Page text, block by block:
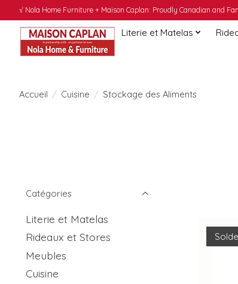
√ Nola Home Furniture + Maison Caplan: Proudly Canadian and
Literie et Matelas
Accueil / Cuisine / Stockage des Aliments
Catégories
Literie et Matelas
Rideaux et Stores
Meubles
Cuisine